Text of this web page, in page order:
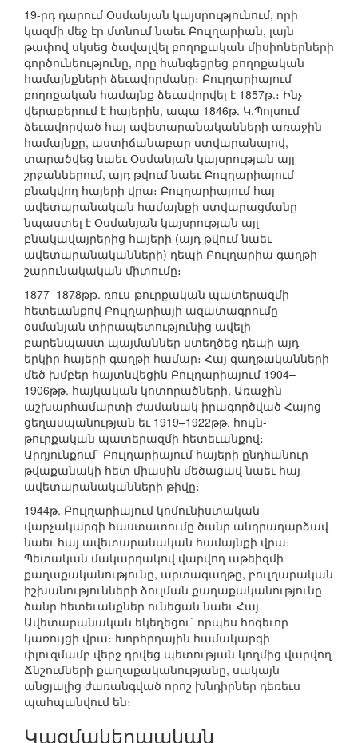
19-րդ դարում Օսմանյան կայսրությունում, որի
կազմի մեջ էր մտնում նաեւ Բուլղարիան, լայն
թափով սկսեց ծավալվել բողոքական միսիոներների
գործունեությունը, որը հանգեցրեց բողոքական
համայնքների ձեւավորմանը։ Բուլղարիայում
բողոքական համայնք ձեւավորվել է 1857թ.։ Ինչ
վերաբերում է հայերին, ապա 1846թ. Կ.Պոլսում
ձեւավորված հայ ավետարանականների առաջին
համայնքը, աստիճանաբար ստվարանալով,
տարածվեց նաեւ Օսմանյան կայսրության այլ
շրջաններում, այդ թվում նաեւ Բուլղարիայում
բնակվող հայերի վրա։ Բուլղարիայում հայ
ավետարանական համայնքի ստվարացմանը
նպաստել է Օսմանյան կայսրության այլ
բնակավայրերից հայերի (այդ թվում նաեւ
ավետարանականների) դեպի Բուլղարիա գաղթի
շարունակական միտումը։
1877–1878թթ. ռուս-թուրքական պատերազմի
հետեւանքով Բուլղարիայի ազատագրումը
օսմանյան տիրապետությունից ավելի
բարենպաստ պայմաններ ստեղծեց դեպի այդ
երկիր հայերի գաղթի համար։ Հայ գաղթականների
մեծ խմբեր հայտնվեցին Բուլղարիայում 1904–
1906թթ. հայկական կոտորածների, Առաջին
աշխարհամարտի ժամանակ իրագործված Հայոց
ցեղասպանության եւ 1919–1922թթ. հույն-
թուրքական պատերազմի հետեւանքով։
Արդյունքում` Բուլղարիայում հայերի ընդհանուր
թվաքանակի հետ միասին մեծացավ նաեւ հայ
ավետարանականների թիվը։
1944թ. Բուլղարիայում կոմունիստական
վարչակարգի հաստատումը ծանր անդրադարձավ
նաեւ հայ ավետարանական համայնքի վրա։
Պետական մակարդակով վարվող աթեիզմի
քաղաքականությունը, արտագաղթը, բուլղարական
իշխանությունների ձուլման քաղաքականությունը
ծանր հետեւանքներ ունեցան նաեւ Հայ
Ավետարանական եկեղեցու` որպես հոգեւոր
կառույցի վրա։ Խորհրդային համակարգի
փլուզմամբ վերջ դրվեց պետության կողմից վարվող
Ճնշումների քաղաքականությանը, սակայն
անցյալից ժառանգված որոշ խնդիրներ դեռեւս
պահպանվում են։
Կազմակերպական